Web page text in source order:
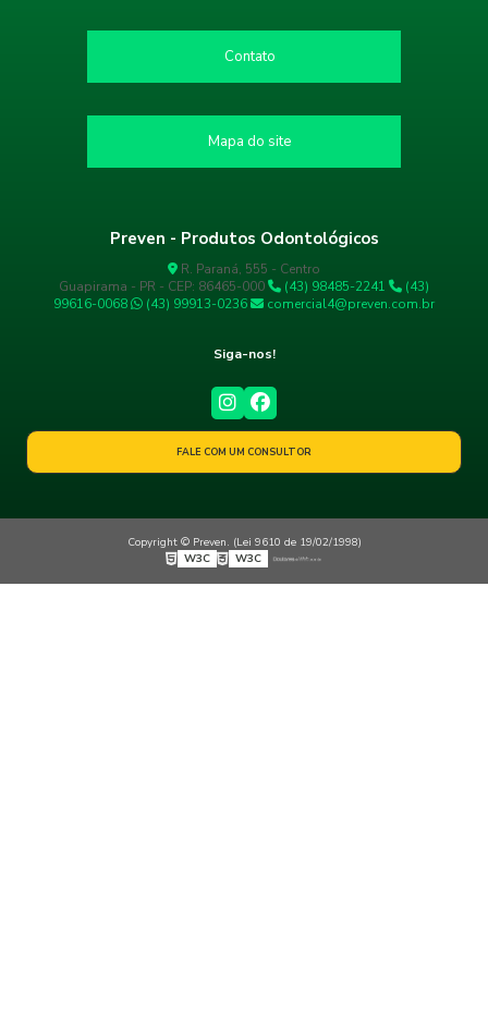
Contato
Mapa do site
Preven - Produtos Odontológicos
R. Paraná, 555 - Centro
Guapirama - PR - CEP: 86465-000
(43) 98485-2241
(43)
99616-0068
(43) 99913-0236 comercial4@preven.com.br
Siga-nos!
FALE COM UM CONSULTOR
Copyright © Preven. (Lei 9610 de 19/02/1998)
W3C
W3C